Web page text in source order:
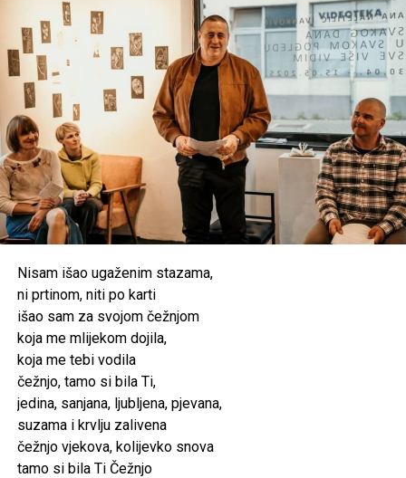
Nisam išao ugaženim stazama,
ni prtinom, niti po karti
išao sam za svojom čežnjom
koja me mlijekom dojila,
koja me tebi vodila
čežnjo, tamo si bila Ti,
jedina, sanjana, ljubljena, pjevana,
suzama i krvlju zalivena
čežnjo vjekova, kolijevko snova
tamo si bila Ti Čežnjo